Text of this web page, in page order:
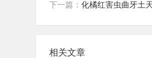
下一篇： 化橘红害虫曲牙土
相关文章